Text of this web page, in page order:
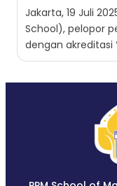
Jakarta, 19 Juli
School), pelopor
dengan akreditasi
sebagai institusi